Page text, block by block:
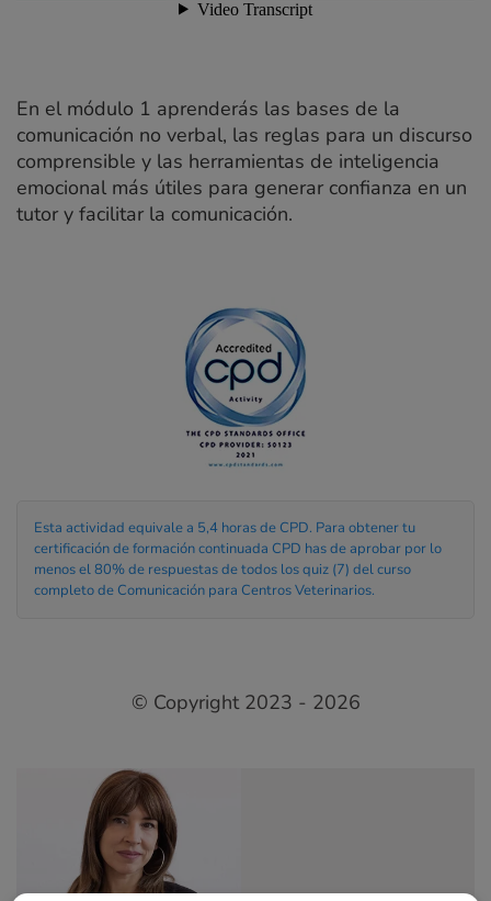
En el módulo 1 aprenderás las bases de la
comunicación no verbal, las reglas para un discurso
comprensible y las herramientas de inteligencia
emocional más útiles para generar confianza en un
tutor y facilitar la comunicación.
Esta actividad equivale a 5,4 horas de CPD. Para obtener tu
certificación de formación continuada CPD has de aprobar por lo
menos el 80% de respuestas de todos los quiz (7) del curso
completo de Comunicación para Centros Veterinarios.
© Copyright 2023 - 2026